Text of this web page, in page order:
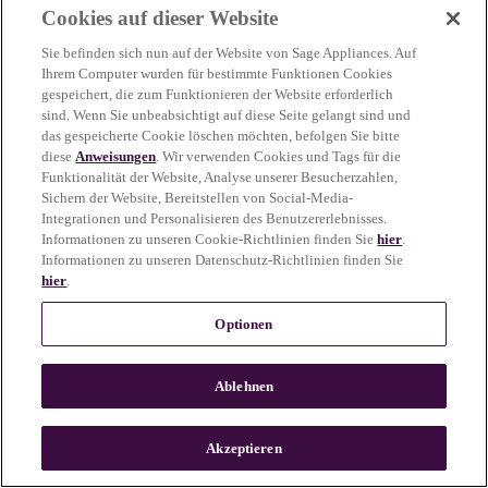
more information)
n
Cookies auf dieser Website
Sie befinden sich nun auf der Website von Sage Appliances. Auf
Ihrem Computer wurden für bestimmte Funktionen Cookies
gespeichert, die zum Funktionieren der Website erforderlich
sind. Wenn Sie unbeabsichtigt auf diese Seite gelangt sind und
das gespeicherte Cookie löschen möchten, befolgen Sie bitte
dieseAnweisungen. Wir verwenden Cookies und Tags für die
Funktionalität der Website, Analyse unserer Besucherzahlen,
Sichern der Website, Bereitstellen von Social-Media-
Integrationen und Personalisieren des Benutzererlebnisses.
Informationen zu unseren Cookie-Richtlinien finden Siehier.
Informationen zu unseren Datenschutz-Richtlinien finden Sie
hier.
Optionen
Ablehnen
Akzeptieren